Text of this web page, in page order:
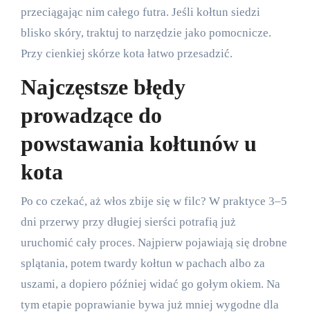
przeciągając nim całego futra. Jeśli kołtun siedzi
blisko skóry, traktuj to narzędzie jako pomocnicze.
Przy cienkiej skórze kota łatwo przesadzić.
Najczęstsze błędy
prowadzące do
powstawania kołtunów u
kota
Po co czekać, aż włos zbije się w filc? W praktyce 3–5
dni przerwy przy długiej sierści potrafią już
uruchomić cały proces. Najpierw pojawiają się drobne
splątania, potem twardy kołtun w pachach albo za
uszami, a dopiero później widać go gołym okiem. Na
tym etapie poprawianie bywa już mniej wygodne dla